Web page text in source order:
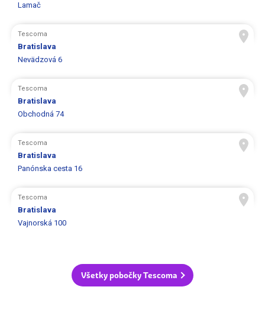
Lamač
Tescoma
Bratislava
Nevädzová 6
Tescoma
Bratislava
Obchodná 74
Tescoma
Bratislava
Panónska cesta 16
Tescoma
Bratislava
Vajnorská 100
Všetky pobočky Tescoma